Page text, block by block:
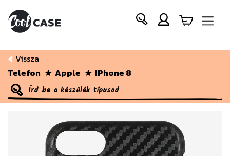
Vissza
Telefon
Apple IPhone 8